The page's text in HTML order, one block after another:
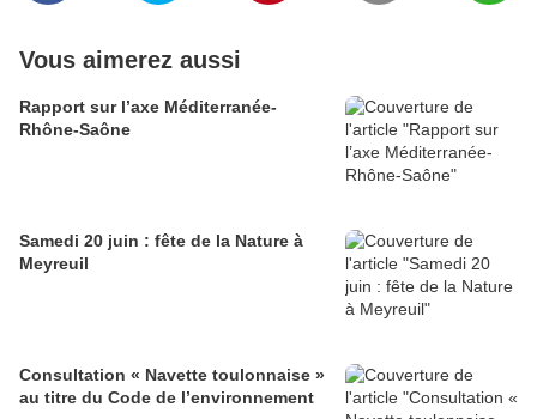
Vous aimerez aussi
Rapport sur l’axe Méditerranée-
Rhône-Saône
Samedi 20 juin : fête de la Nature à
Meyreuil
Consultation « Navette toulonnaise »
au titre du Code de l’environnement